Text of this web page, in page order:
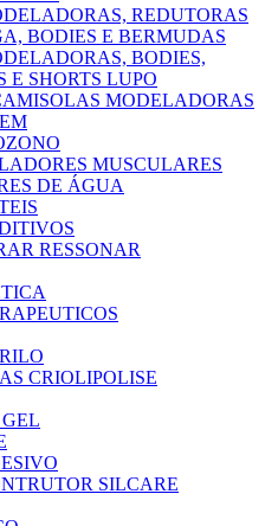
REDUTORAS
BODIES E BERMUDAS
BODIES,
E SHORTS LUPO
MODELADORAS
MUSCULARES
DE ÁGUA
RESSONAR
CRIOLIPOLISE
SILCARE